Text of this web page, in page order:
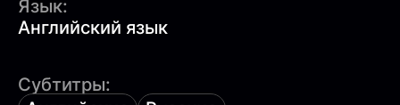
Язык:
Английский язык
Субтитры: